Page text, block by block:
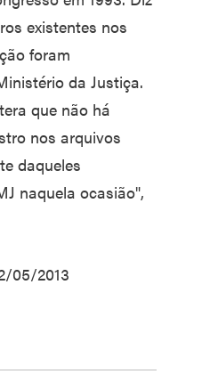
existentes nos
foram
da Justiça.
que não há
nos arquivos
daqueles
naquela ocasião",
05/2013